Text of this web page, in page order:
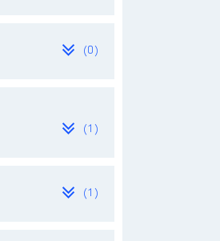
(0)
(1)
(1)